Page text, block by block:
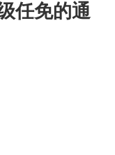
任免的通